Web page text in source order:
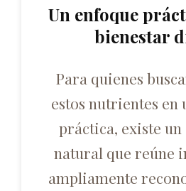
Un enfoque
bienestar
Para quienes
estos nutrientes en
práctica, existe un
natural que reúne
ampliamente